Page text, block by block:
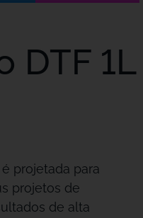
DTF 1L
é projetada para
projetos de
de alta